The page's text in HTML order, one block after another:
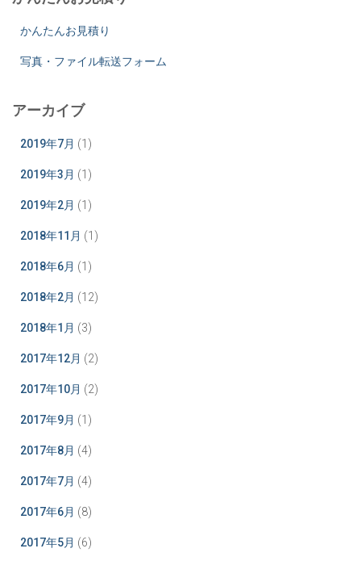
かんたんお見積り
写真・ファイル転送フォーム
アーカイブ
2019年7月 (1)
2019年3月 (1)
2019年2月 (1)
2018年11月 (1)
2018年6月 (1)
2018年2月 (12)
2018年1月 (3)
2017年12月 (2)
2017年10月 (2)
2017年9月 (1)
2017年8月 (4)
2017年7月 (4)
2017年6月 (8)
2017年5月 (6)